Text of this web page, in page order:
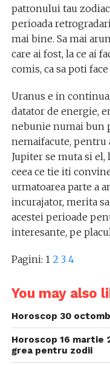
patronului tau
perioada
mai bine. Sa mai
care ai fost, la ce ai
comis, ca sa poti
Uranus e in
datator de energie,
nebunie numai bun
nemaifacute, pentru
Jupiter se muta si
ceea ce tie iti
urmatoarea parte a
incurajator, merita
acestei perioade
interesante, pe
Pagini: 1 2 3 4
You may also
Horoscop 30
Horoscop 16 martie
grea pentru zodii